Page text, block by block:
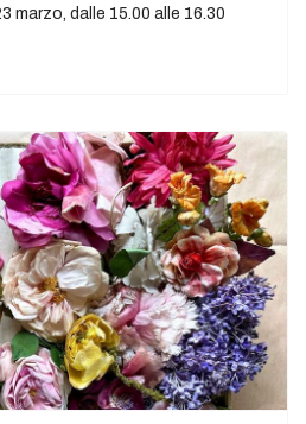
marzo, dalle 15.00 alle 16.30